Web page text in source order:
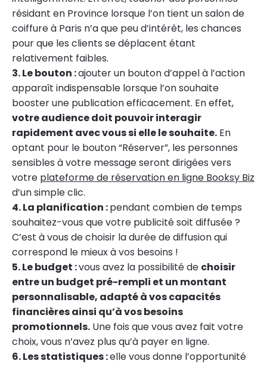
résidant en Province lorsque l’on tient un salon de
coiffure à Paris n’a que peu d’intérêt, les chances
pour que les clients se déplacent étant
relativement faibles.
3. Le bouton :ajouter un bouton d’appel à l’action
apparaît indispensable lorsque l’on souhaite
booster une publication efficacement. En effet,
votre audience doit pouvoir interagir
rapidement avec vous si elle le souhaite. En
optant pour le bouton “Réserver”, les personnes
sensibles à votre message seront dirigées vers
votre plateforme de réservation en ligne Booksy Biz
d’un simple clic.
4. La planification :pendant combien de temps
souhaitez-vous que votre publicité soit diffusée ?
C’est à vous de choisir la durée de diffusion qui
correspond le mieux à vos besoins !
5. Le budget :vous avez la possibilité de choisir
entre un budget pré-rempli et un montant
personnalisable, adapté à vos capacités
financières ainsi qu’à vos besoins
promotionnels. Une fois que vous avez fait votre
choix, vous n’avez plus qu’à payer en ligne.
6. Les statistiques :elle vous donne l’opportunité